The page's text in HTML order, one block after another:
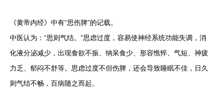
《黄帝内经》中有“思伤脾”的记载。
中医认为：“思则气结。”思虑过度，容易使神经系统功能失调，消
化液分泌减少，出现食欲不振、纳呆食少、形容憔悴、气短、神疲
力乏、郁闷不舒等。思虑过度不但伤脾，还会导致睡眠不佳，日久
则气结不畅，百病随之而起。